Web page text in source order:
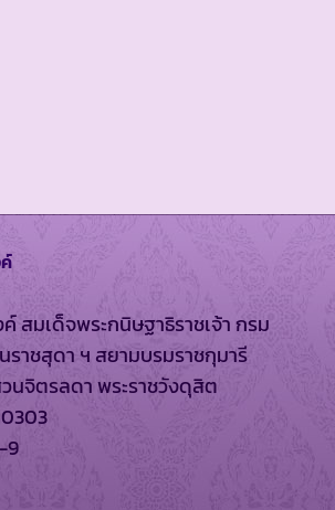
สมเด็จพระกนิษฐาธิราชเจ้า กรม
ราชสุดา ฯ สยามบรมราชกุมารี
นจิตรลดา พระราชวังดุสิต
9